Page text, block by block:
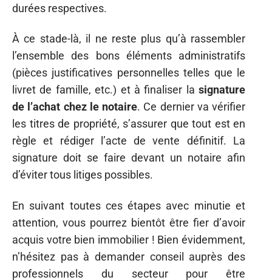
durées respectives.
À ce stade-là, il ne reste plus qu’à rassembler
l’ensemble des bons éléments administratifs
(pièces justificatives personnelles telles que le
livret de famille, etc.) et à finaliser la signature
de l’achat chez le notaire. Ce dernier va vérifier
les titres de propriété, s’assurer que tout est en
règle et rédiger l’acte de vente définitif. La
signature doit se faire devant un notaire afin
d’éviter tous litiges possibles.
En suivant toutes ces étapes avec minutie et
attention, vous pourrez bientôt être fier d’avoir
acquis votre bien immobilier ! Bien évidemment,
n’hésitez pas à demander conseil auprès des
professionnels du secteur pour être